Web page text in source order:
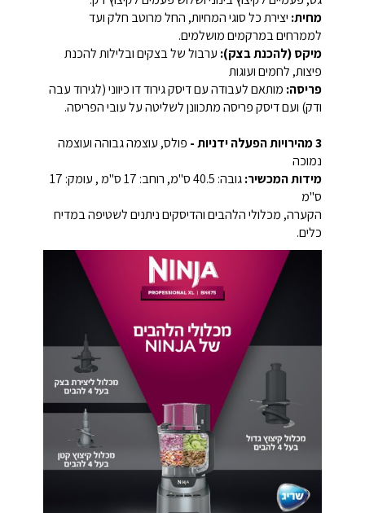
מחית: יצירת כל סוגי המחיות, החל מרוטב חלק ועד
לממרחים במרקמים מושלמים.
מיקס (להכנת בצק): ערבול של בצקים ובלילות להכנת
פיצות, לחמים ועוגות
פריסה: מותאם לעבודה עם דיסק גירוד דו כיווני (לגירוד עבה
ודק) ועם דיסק פריסה מתכוונן לשליטה על עובי הפריסה.
3 מהירויות הפעלה ידניות -
פולס, עוצמה גבוהה ועוצמה
נמוכה
מידות המכשיר:
גובה: 40.5 ס"מ, רוחב: 17 ס"מ , עומק: 17
ס"מ
הקערה, מכלולי הלהבים והדיסקים ניתנים לשטיפה במדיח
כלים.